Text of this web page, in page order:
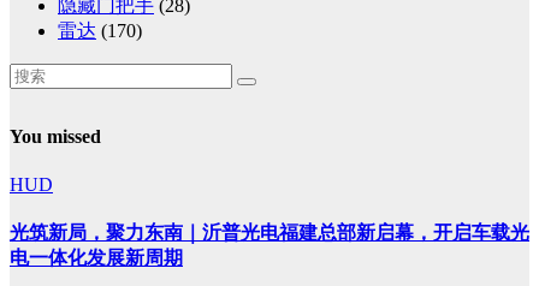
隐藏门把手 (28)
雷达 (170)
You missed
HUD
光筑新局，聚力东南｜沂普光电福建总部新启幕，开启车载光
电一体化发展新周期